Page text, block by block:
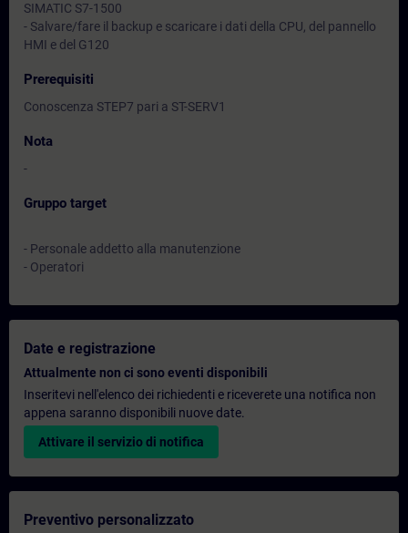
SIMATIC S7-1500
- Salvare/fare il backup e scaricare i dati della CPU, del pannello
HMI e del G120
Prerequisiti
Conoscenza STEP7 pari a ST-SERV1
Nota
-
Gruppo target
- Personale addetto alla manutenzione
- Operatori
Date e registrazione
Attualmente non ci sono eventi disponibili
Inseritevi nell'elenco dei richiedenti e riceverete una notifica non
appena saranno disponibili nuove date.
Attivare il servizio di notifica
Preventivo personalizzato